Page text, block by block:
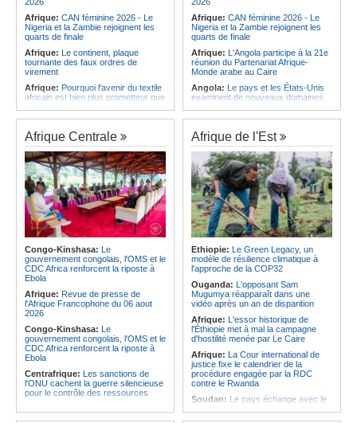
Afrique: CAN féminine 2026 - Le
Nigeria et la Zambie rejoignent les
quarts de finale
Afrique: Le continent, plaque
tournante des faux ordres de
virement
Afrique: Pourquoi l'avenir du textile
africain est bien plus prometteur que
Afrique:Les Africains en première
ligne face à la crise de la biodiversité
Afrique:L'essor historique de
l'Éthiopie met à mal la campagne
d'hostilité menée par Le Caire
Afrique:La Cour international de
justice fixe le calendrier de la
procédure engagée par la RDC
contre le Rwanda
Afrique:Visite du Président de la
République et de la Première Dame
à Yamoussoukro
Afrique:Le Forum de
l'entrepreneuriat de Sept Afrique se
veut une plateforme de mobilisation
des investissements
Afrique: CAN féminine 2026 - Le
Nigeria et la Zambie rejoignent les
quarts de finale
Afrique: L'Angola participe à la 21e
réunion du Partenariat Afrique-
Monde arabe au Caire
Angola: Le pays et les États-Unis
examinent de nouveaux domaines
Angola:Adão de Almeida prône des
politiques de promotion de l'égalité
des genres
Angola:La CIVICOP réitère son
appel aux familles des victimes pour
des tests ADN
Angola:Le Président de la
République nomme un nouveau
secrétaire d'État au MIREX
Namibie:Plus de 8.000 enfants
intégrés au système éducatif au
pays
Angola:Le Brent ouvre à 78,82
dollars le baril
Afrique Centrale
Congo-Kinshasa: Le
gouvernement congolais, l'OMS et le
CDC Africa renforcent la riposte à
Ebola
Afrique: Revue de presse de
l'Afrique Francophone du 06 aout
2026
Congo-Kinshasa: Le
gouvernement congolais, l'OMS et le
CDC Africa renforcent la riposte à
Ebola
Centrafrique: Les sanctions de
l'ONU cachent la guerre silencieuse
pour le contrôle des ressources
Afrique de l'Est
Ethiopie: Le Green Legacy, un
modèle de résilience climatique à
l'approche de la COP32
Ouganda: L'opposant Sam
Mugumya réapparaît dans une
vidéo après un an de disparition
Afrique: L'essor historique de
l'Éthiopie met à mal la campagne
d'hostilité menée par Le Caire
Afrique: La Cour international de
justice fixe le calendrier de la
procédure engagée par la RDC
contre le Rwanda
Soudan: Le pays échange avec le